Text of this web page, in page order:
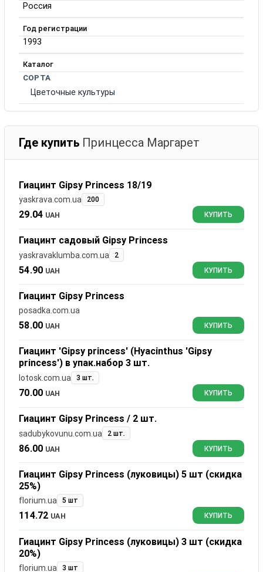
Россия
Год регистрации
1993
Каталог
СОРТА
Цветочные культуры
Где купить Принцесса Маргарет
Гиацинт Gipsy Princess 18/19
yaskrava.com.ua 200
29.04 UAH КУПИТЬ
Гиацинт садовый Gipsy Princess
yaskravaklumba.com.ua 2
54.90 UAH КУПИТЬ
Гиацинт Gipsy Princess
posadka.com.ua
58.00 UAH КУПИТЬ
Гиацинт 'Gipsy princess' (Hyacinthus 'Gipsy
princess') в упак.набор 3 шт.
lotosk.com.ua 3 шт.
70.00 UAH КУПИТЬ
Гиацинт Gipsy Princess / 2 шт.
sadubykovunu.com.ua 2 шт.
86.00 UAH КУПИТЬ
Гиацинт Gipsy Princess (луковицы) 5 шт (скидка
25%)
florium.ua 5 шт
114.72 UAH КУПИТЬ
Гиацинт Gipsy Princess (луковицы) 3 шт (скидка
20%)
florium.ua 3 шт